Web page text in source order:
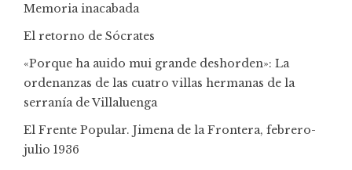
Memoria inacabada
El retorno de Sócrates
«Porque ha auido mui grande deshorden»: La
ordenanzas de las cuatro villas hermanas de la
serranía de Villaluenga
El Frente Popular. Jimena de la Frontera, febrero-
julio 1936